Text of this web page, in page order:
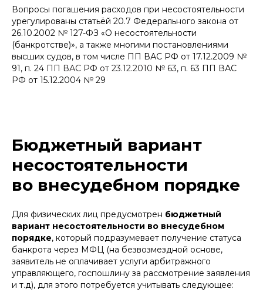
Вопросы погашения расходов при несостоятельности
урегулированы статьёй 20.7 Федерального закона от
26.10.2002 № 127-ФЗ «О несостоятельности
(банкротстве)», а также многими постановлениями
высших судов, в том числе ПП ВАС РФ от 17.12.2009 №
91, п. 24 ПП ВАС РФ от 23.12.2010 № 63, п. 63 ПП ВАС
РФ от 15.12.2004 № 29
Бюджетный вариант
несостоятельности
во внесудебном порядке
Для физических лиц предусмотрен бюджетный
вариант несостоятельности во внесудебном
порядке, который подразумевает получение статуса
банкрота через МФЦ (на безвозмездной основе,
заявитель не оплачивает услуги арбитражного
управляющего, госпошлину за рассмотрение заявления
и т.д), для этого потребуется учитывать следующее: